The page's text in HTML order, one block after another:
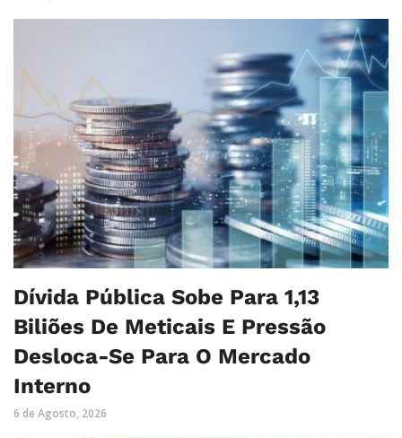
Dívida Pública Sobe Para 1,13
Biliões De Meticais E Pressão
Desloca-Se Para O Mercado
Interno
6 de Agosto, 2026